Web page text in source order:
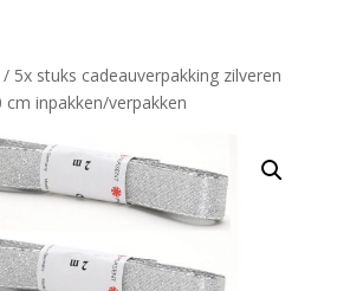
5x stuks cadeauverpakking zilveren
cm inpakken/verpakken